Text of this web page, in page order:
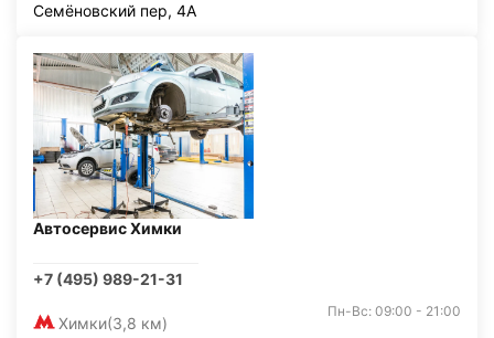
Семёновский пер, 4А
Автосервис Химки
+7 (495) 989-21-31
Химки(3,8 км)
Пн-Вс: 09:00 - 21:00